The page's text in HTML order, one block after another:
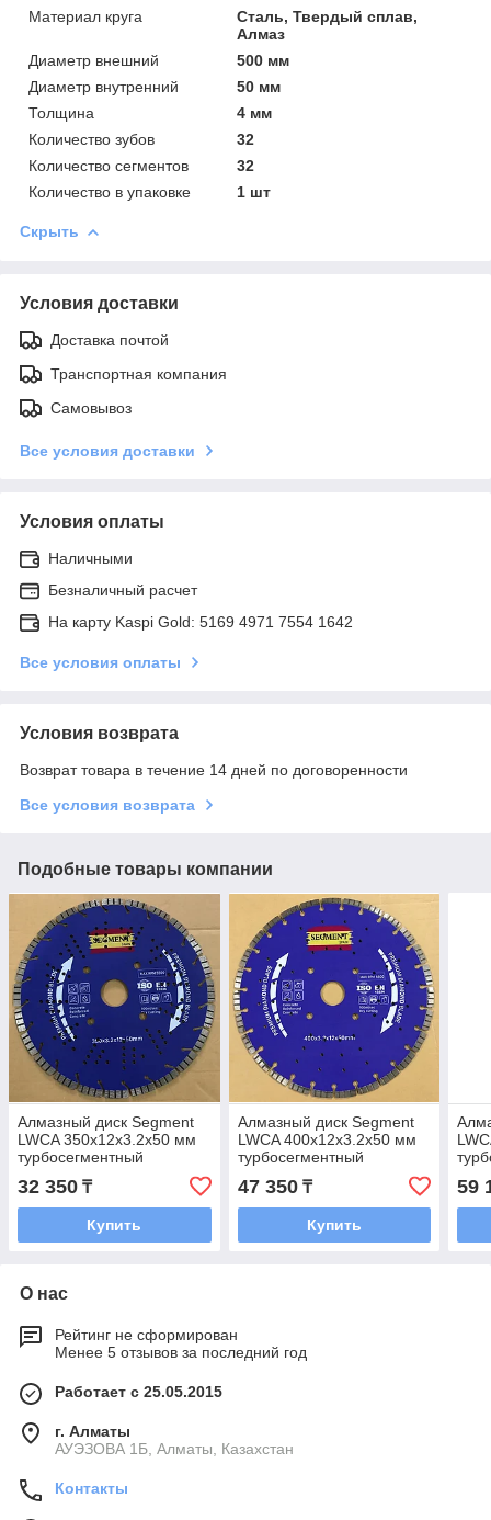
Материал круга
Сталь, Твердый сплав,
Алмаз
Диаметр внешний
500 мм
Диаметр внутренний
50 мм
Толщина
4 мм
Количество зубов
32
Количество сегментов
32
Количество в упаковке
1 шт
Скрыть
Условия доставки
Доставка почтой
Транспортная компания
Самовывоз
Все условия доставки
Условия оплаты
Наличными
Безналичный расчет
На карту Kaspi Gold: 5169 4971 7554 1642
Все условия оплаты
Условия возврата
Возврат товара в течение 14 дней по договоренности
Все условия возврата
Подобные товары компании
Алмазный диск Segment
LWCA 350х12х3.2х50 мм
турбосегментный
(Железобетон,
армированный бетон,
твердый бетон)
32 350 ₸
Купить
Алмазный диск Segment
LWCA 400х12х3.2х50 мм
турбосегментный
(Железобетон,
армированный бетон,
твердый бетон)
47 350₸
Купить
59
О нас
Рейтинг не сформирован
Менее 5 отзывов за последний год
Работает с 25.05.2015
г. Алматы
АУЭЗОВА 1Б, Алматы, Казахстан
Контакты